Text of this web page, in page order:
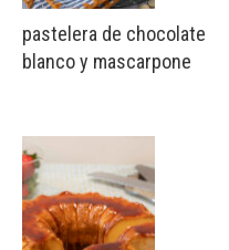
pastelera de chocolate
blanco y mascarpone